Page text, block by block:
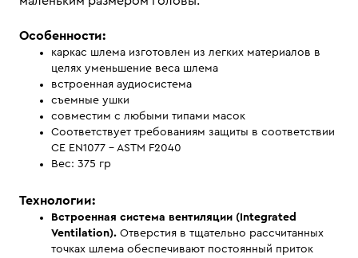
Особенности:
каркас шлема изготовлен из легких материалов в
целях уменьшение веса шлема
встроенная аудиосистема
съемные ушки
совместим с любыми типами масок
Соответствует требованиям защиты в соответствии
CE EN1077 - ASTM F2040
Вес: 375 гр
Технологии:
Встроенная система вентиляции (Integrated
Ventilation). Отверстия в тщательно рассчитанных
точках шлема обеспечивают постоянный приток